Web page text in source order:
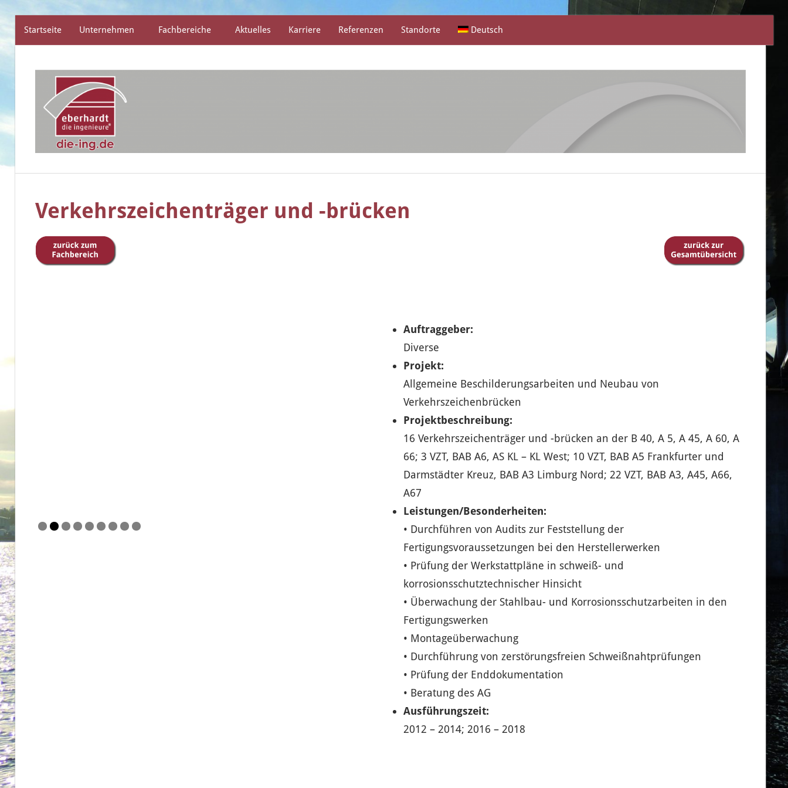
Startseite Unternehmen Fachbereiche Aktuelles Karriere Referenzen Standorte Deutsch
Inhalt
eberhardt
ingenieure
Verkehrszeichenträger und -brücken
Auftraggeber:
Diverse
Projekt:
Allgemeine Beschilderungsarbeiten und Neubau von
Verkehrszeichenbrücken
Projektbeschreibung:
16 Verkehrszeichenträger und -brücken an der B 40, A 5, A 45, A 60, A
66; 3 VZT, BAB A6, AS KL – KL West; 10 VZT, BAB A5 Frankfurter und
Darmstädter Kreuz, BAB A3 Limburg Nord; 22 VZT, BAB A3, A45, A66,
A67
Leistungen/Besonderheiten:
• Durchführen von Audits zur Feststellung der
Fertigungsvoraussetzungen bei den Herstellerwerken
• Prüfung der Werkstattpläne in schweiß- und
korrosionsschutztechnischer Hinsicht
• Überwachung der Stahlbau- und Korrosionsschutzarbeiten in den
Fertigungswerken
• Montageüberwachung
• Durchführung von zerstörungsfreien Schweißnahtprüfungen
• Prüfung der Enddokumentation
• Beratung des AG
Ausführungszeit:
2012 – 2014; 2016 – 2018